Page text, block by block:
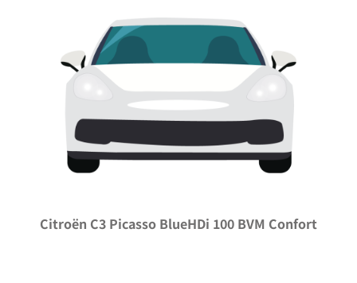
Citroën C3 Picasso BlueHDi 100 BVM Confort